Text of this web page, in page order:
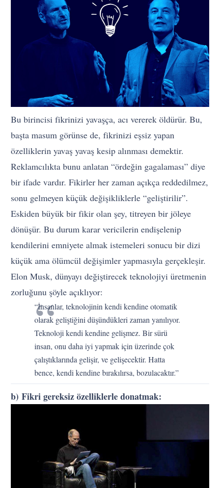
Bu birincisi fikrinizi yavaşça, acı vererek öldürür. Bu,
başta masum görünse de, fikrinizi eşsiz yapan
özelliklerin yavaş yavaş kesip alınması demektir.
Reklamcılıkta bunu anlatan “ördeğin gagalaması” diye
bir ifade vardır. Fikirler her zaman açıkça reddedilmez,
sonu gelmeyen küçük değişikliklerle “geliştirilir”.
Eskiden büyük bir fikir olan şey, titreyen bir jöleye
dönüşür. Bu durum karar vericilerin endişelenip
kendilerini emniyete almak istemeleri sonucu bir dizi
küçük ama ölümcül değişimler yapmasıyla gerçekleşir.
Elon Musk, dünyayı değiştirecek teknolojiyi üretmenin
zorluğunu şöyle açıklıyor:
“İnsanlar, teknolojinin kendi kendine otomatik
olarak geliştiğini düşündükleri zaman yanılıyor.
Teknoloji kendi kendine gelişmez. Bir sürü
insan, onu daha iyi yapmak için üzerinde çok
çalıştıklarında gelişir, ve gelişecektir. Hatta
bence, kendi kendine bırakılırsa, bozulacaktır.”
b) Fikri gereksiz özelliklerle donatmak: